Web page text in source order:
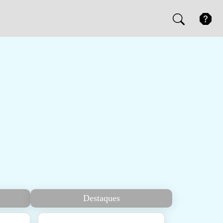
Destaques